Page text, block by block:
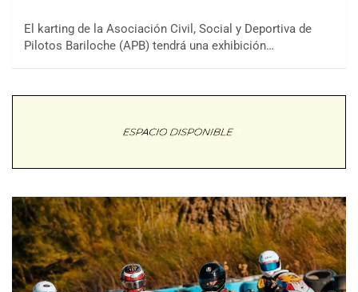
El karting de la Asociación Civil, Social y Deportiva de
Pilotos Bariloche (APB) tendrá una exhibición…